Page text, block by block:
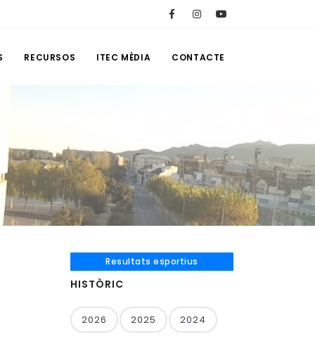
RECURSOS ITEC MÈDIA CONTACTE
Resultats esportius
HISTÒRIC
2026 2025 2024